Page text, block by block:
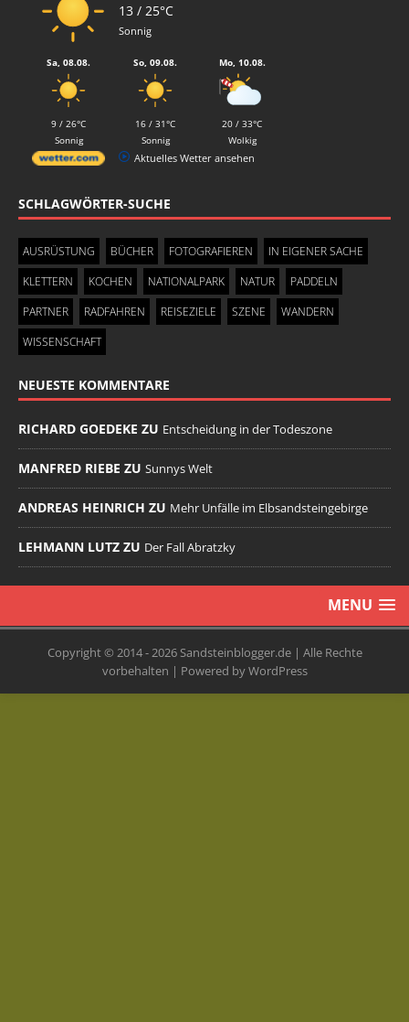
13 / 25°C
Sonnig
Sa, 08.08.
9 / 26°C
Sonnig
So, 09.08.
16 / 31°C
Sonnig
Mo, 10.08.
20 / 33°C
Wolkig
Aktuelles Wetter ansehen
SCHLAGWÖRTER-SUCHE
AUSRÜSTUNG BÜCHER FOTOGRAFIEREN
IN EIGENER SACHE
KLETTERN
KOCHEN NATIONALPARK NATUR
PADDELN
PARTNER
RADFAHREN REISEZIELE SZENE
WANDERN
WISSENSCHAFT
NEUESTE KOMMENTARE
RICHARD GOEDEKE ZU Entscheidung in der Todeszone
MANFRED RIEBE ZU Sunnys Welt
ANDREAS HEINRICH ZU Mehr Unfälle im Elbsandsteingebirge
LEHMANN LUTZ ZU Der Fall Abratzky
MENU
Copyright © 2014 - 2026 Sandsteinblogger.de | Alle Rechte
vorbehalten | Powered by WordPress